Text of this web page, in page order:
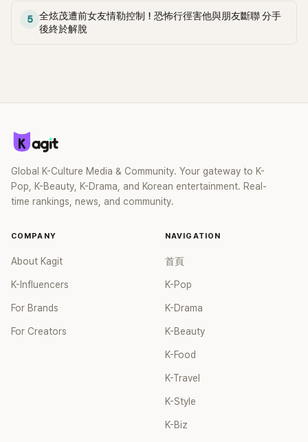
5
全炫茂遭前女友情勒控制！恐怖行徑害他與朋友斷聯 分手
後終於解脫
Global K-Culture Media & Community. Your gateway to K-
Pop, K-Beauty, K-Drama, and Korean entertainment. Real-
time rankings, news, and community.
COMPANY
About Kagit
K-Influencers
For Brands
For Creators
NAVIGATION
首頁
K-Pop
K-Drama
K-Beauty
K-Food
K-Travel
K-Style
K-Biz